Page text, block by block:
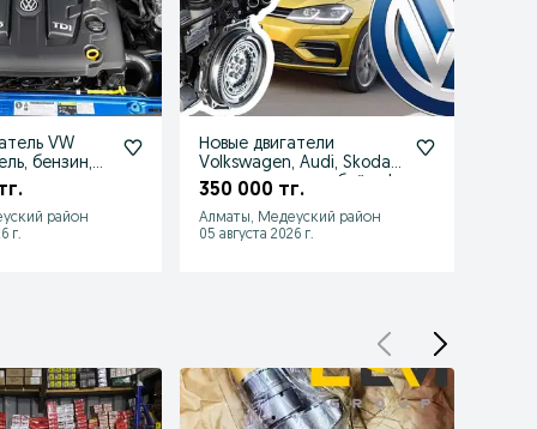
VW
бензин,
район
г.
Новые двигатели
Volkswagen, Audi, Skoda
– все модели и объёмы!
350 000 тг.
Алматы, Медеуский район
05 августа 2026 г.